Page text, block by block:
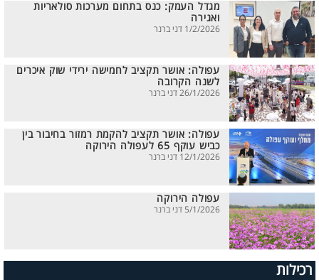
מגדל העמק: כנס בתחום מערכות סולאריות
ואגירה
1/2/2026 דני ברנר
עפולה: אושר תקציב לחמישה ירידי שוק איכרים
לשנה הקרובה
26/1/2026 דני ברנר
עפולה: אושר תקציב להקמת רמזור בחיבור בין
כביש עוקף 65 לעפולה הירוקה
12/1/2026 דני ברנר
עפולה הירוקה
5/1/2026 דני ברנר
רכילות